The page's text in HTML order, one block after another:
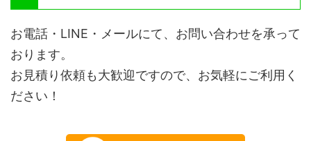
お電話・LINE・メールにて、お問い合わせを承って
おります。
お見積り依頼も大歓迎ですので、お気軽にご利用く
ださい！